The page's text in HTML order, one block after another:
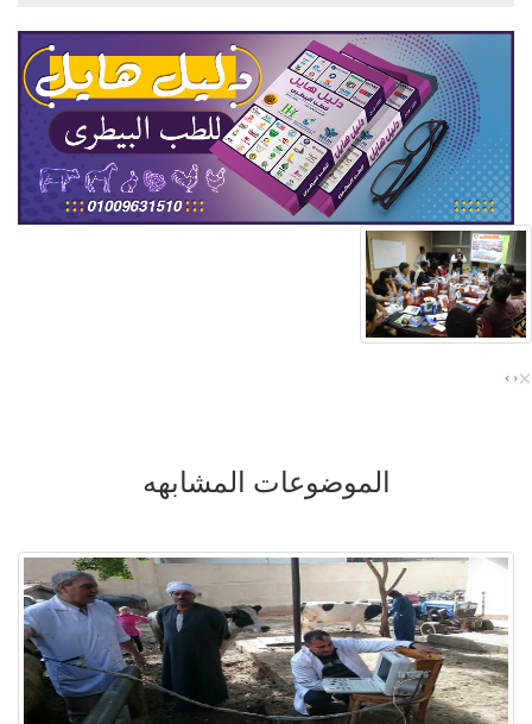
‹
› ×
الموضوعات المشابهه